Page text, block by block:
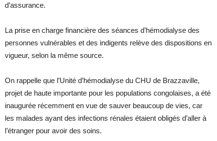
d’assurance.
La prise en charge financière des séances d’hémodialyse des
personnes vulnérables et des indigents relève des dispositions en
vigueur, selon la même source.
On rappelle que l’Unité d’hémodialyse du CHU de Brazzaville,
projet de haute importante pour les populations congolaises, a été
inaugurée récemment en vue de sauver beaucoup de vies, car
les malades ayant des infections rénales étaient obligés d’aller à
l’étranger pour avoir des soins.